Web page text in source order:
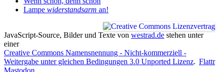
Lampe widerstandsarm an!
JavaScript-Source, Bilder und Texte von westrad.de stehen unter
einer
Creative Commons Namensnennung - Nicht-kommerziell -
Weitergabe unter gleichen Bedingungen 3.0 Unported Lizenz. Flattr
Mastodon